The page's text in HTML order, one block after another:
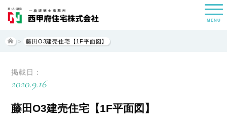
MENU
> 藤田O3建売住宅【1F平面図】
掲載日：
2020.9.16
藤田O3建売住宅【1F平面図】